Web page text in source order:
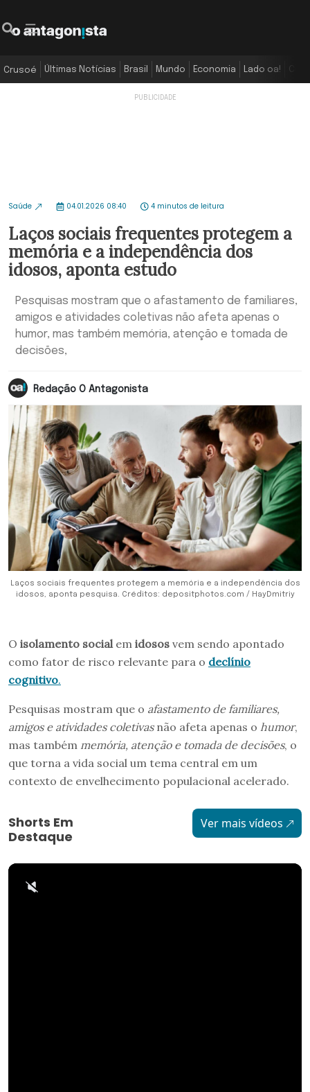
Crusoé Últimas Notícias Brasil Mundo Economia Lado oa!
Saúde 04.01.2026 08:40 4 minutos de leitura
Laços sociais frequentes protegem a
memória e a independência dos
idosos, aponta estudo
Pesquisas mostram que o afastamento de familiares,
amigos e atividades coletivas não afeta apenas o
humor, mas também memória, atenção e tomada de
decisões,
Redação O Antagonista
Laços sociais frequentes protegem a memória e a independência dos
idosos, aponta pesquisa. Créditos: depositphotos.com / HayDmitriy
O isolamento social em idosos vem sendo apontado
como fator de risco relevante para o declínio
cognitivo.
Pesquisas mostram que o afastamento de familiares,
amigos e atividades coletivasnão afeta apenas o humor,
mas também memória, atenção e tomada de decisões, o
que torna a vida social um tema central em um
contexto de envelhecimento populacional acelerado.
Shorts Em
Destaque
Ver mais vídeos